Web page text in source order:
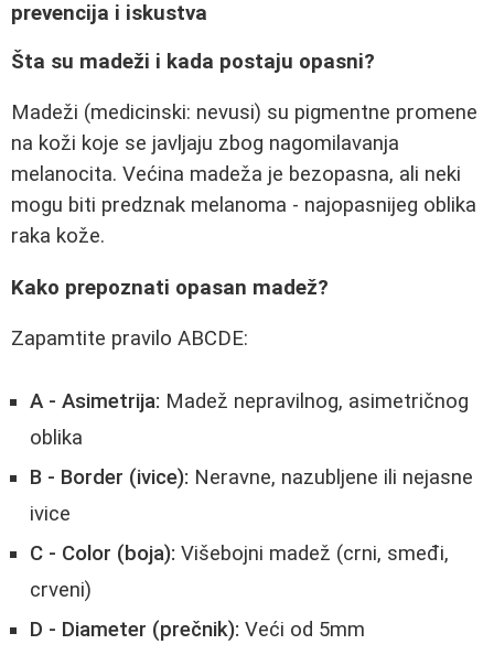
prevencija i iskustva
Šta su madeži i kada postaju opasni?
Madeži (medicinski: nevusi) su pigmentne promene
na koži koje se javljaju zbog nagomilavanja
melanocita. Većina madeža je bezopasna, ali neki
mogu biti predznak melanoma - najopasnijeg oblika
raka kože.
Kako prepoznati opasan madež?
Zapamtite pravilo ABCDE:
A - Asimetrija: Madež nepravilnog, asimetričnog
oblika
B - Border (ivice): Neravne, nazubljene ili nejasne
ivice
C - Color (boja): Višebojni madež (crni, smeđi,
crveni)
D - Diameter (prečnik): Veći od 5mm